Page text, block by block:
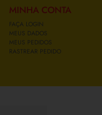
MINHA CONTA
FAÇA LOGIN
MEUS DADOS
MEUS PEDIDOS
RASTREAR PEDIDO